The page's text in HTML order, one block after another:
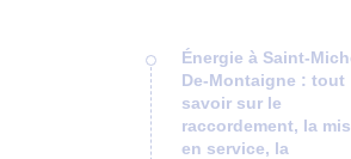
Énergie à Saint-
De-Montaigne : tout
savoir sur le
raccordement, la
en service, la